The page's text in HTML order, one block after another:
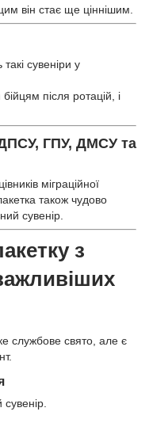
він стає ще ціннішим.
сувеніри у
після ротацій, і
ДПСУ, ГПУ, ДМСУ та
міграційної
також чудово
сувенір.
з
службове свято, але є